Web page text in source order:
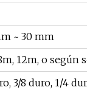
~ 30 mm
12m, o según
3/8 duro, 1/4